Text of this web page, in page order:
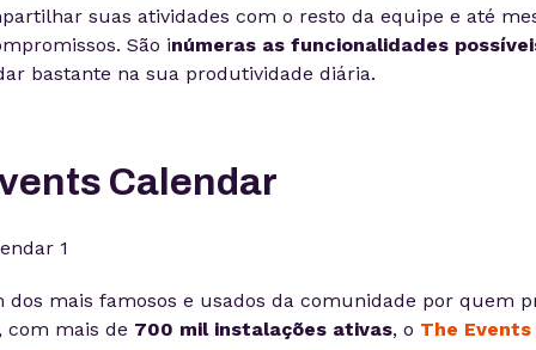
suas atividades com o resto da equipe e até
São inúmeras as funcionalidades
bastante na sua produtividade diária.
Calendar
dos mais famosos e usados da comunidade por quem
com mais de 700 mil instalações ativas, o The